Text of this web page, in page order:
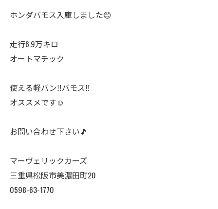
ホンダバモス入庫しました😊
走行6.9万キロ
オートマチック
使える軽バン‼️バモス‼️
オススメです☺️
お問い合わせ下さい🎵
マーヴェリックカーズ
三重県松阪市美濃田町20
0598-63-1770